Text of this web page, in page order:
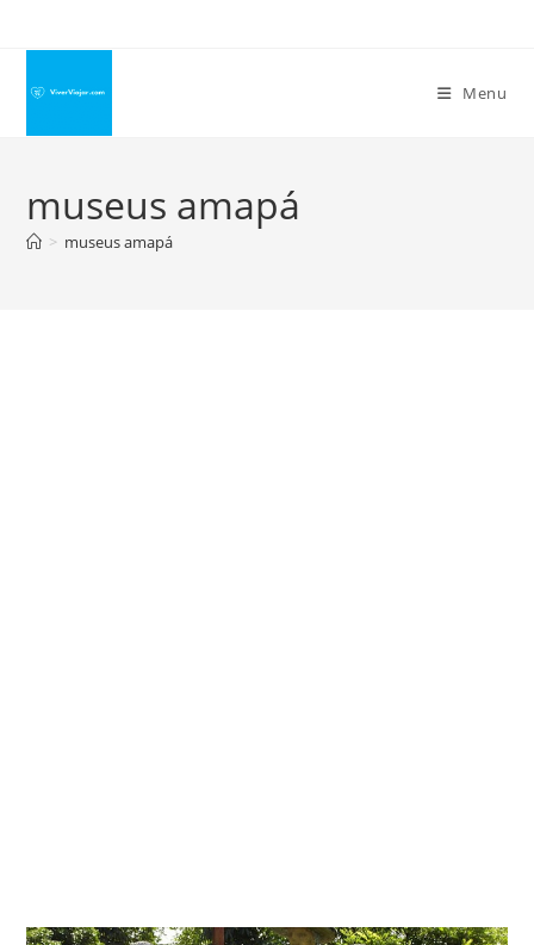
conteúdo
Menu
museus amapá
> museus amapá